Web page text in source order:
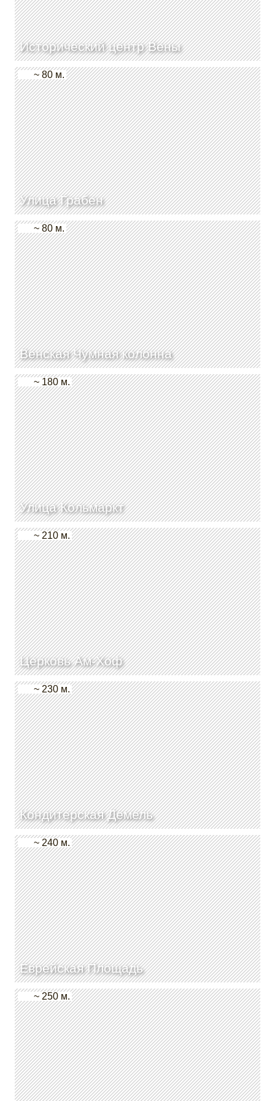
Исторический центр Вены
Улица Грабен
~ 80 м.
Венская Чумная колонна
~ 80 м.
Улица Кольмаркт
~ 180 м.
Церковь Ам-Хоф
~ 210 м.
Кондитерская Демель
~ 230 м.
Еврейская Площадь
~ 240 м.
~ 250 м.